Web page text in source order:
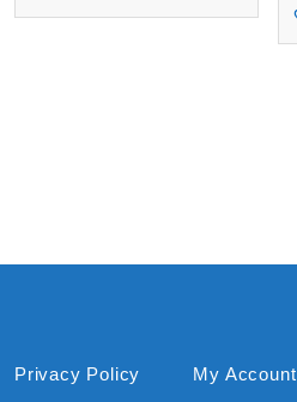
Privacy Policy My Account